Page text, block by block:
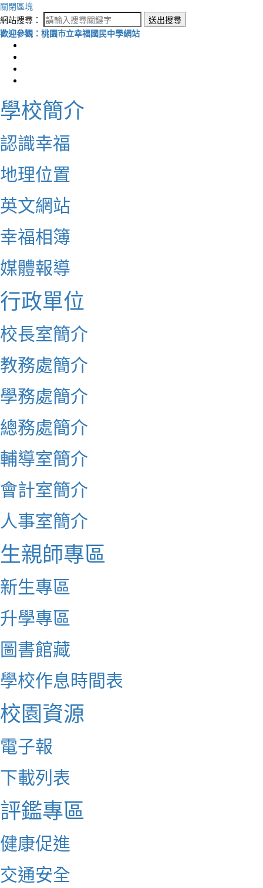
關閉區塊
網站搜尋：
送出搜尋
歡迎參觀：桃園市立幸福國民中學網站
學校簡介
認識幸福
地理位置
英文網站
幸福相簿
媒體報導
行政單位
校長室簡介
教務處簡介
學務處簡介
總務處簡介
輔導室簡介
會計室簡介
人事室簡介
生親師專區
新生專區
升學專區
圖書館藏
學校作息時間表
校園資源
電子報
下載列表
評鑑專區
健康促進
交通安全